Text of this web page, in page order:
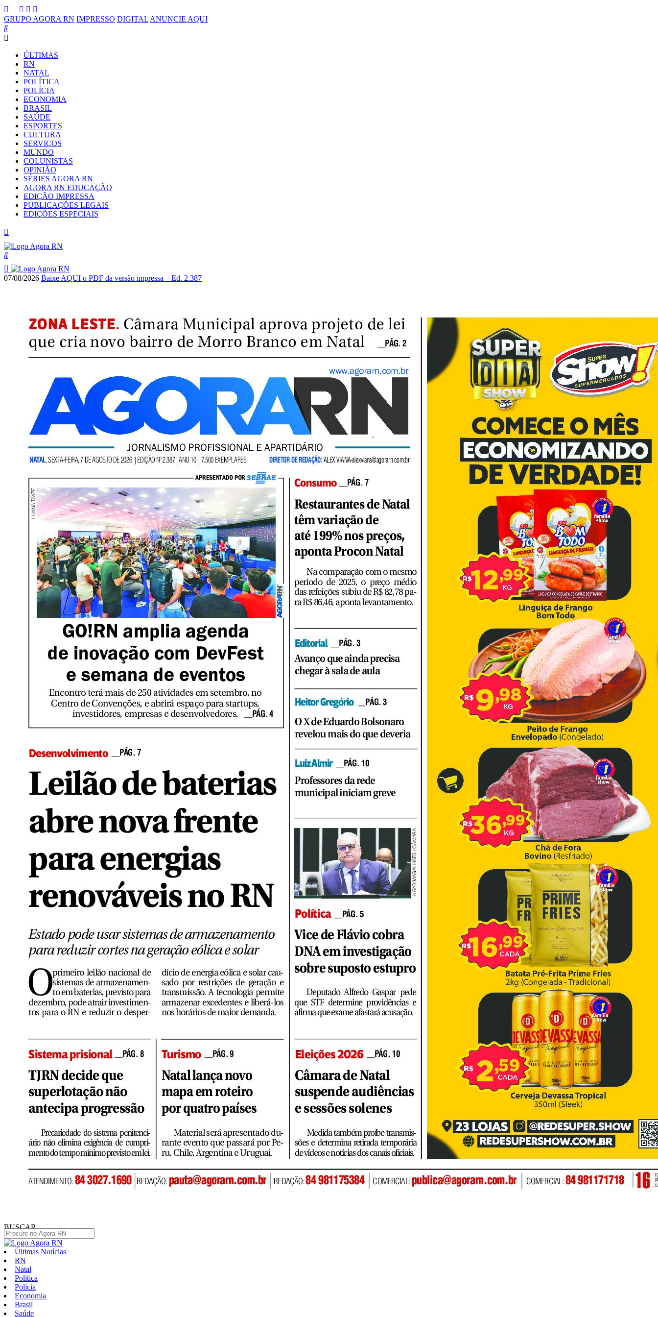
GRUPO AGORA RN IMPRESSO DIGITAL ANUNCIE AQUI
ÚLTIMAS
RN
NATAL
POLÍTICA
POLÍCIA
ECONOMIA
BRASIL
SAÚDE
ESPORTES
CULTURA
SERVIÇOS
MUNDO
COLUNISTAS
OPINIÃO
SÉRIES AGORA RN
AGORA RN EDUCAÇÃO
EDIÇÃO IMPRESSA
PUBLICAÇÕES LEGAIS
EDIÇÕES ESPECIAIS
07/08/2026 Baixe AQUI o PDF da versão impressa – Ed. 2.387
BUSCAR
Últimas Notícias
RN
Natal
Política
Polícia
Economia
Brasil
Saúde